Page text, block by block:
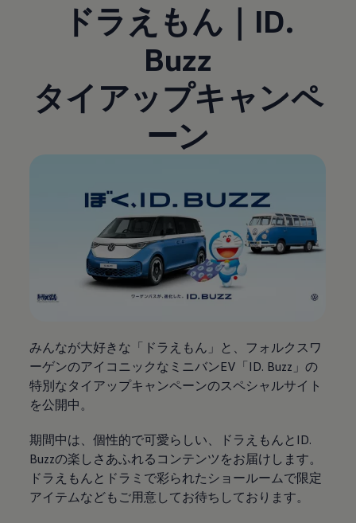
ドラえもん｜ID.
Buzz
タイアップキャンペ
ーン
みんなが大好きな「ドラえもん」と、フォルクスワ
ーゲンのアイコニックなミニバンEV「ID. Buzz」の
特別なタイアップキャンペーンのスペシャルサイト
を公開中。
期間中は、個性的で可愛らしい、ドラえもんとID.
Buzzの楽しさあふれるコンテンツをお届けします。
ドラえもんとドラミで彩られたショールームで限定
アイテムなどもご用意してお待ちしております。